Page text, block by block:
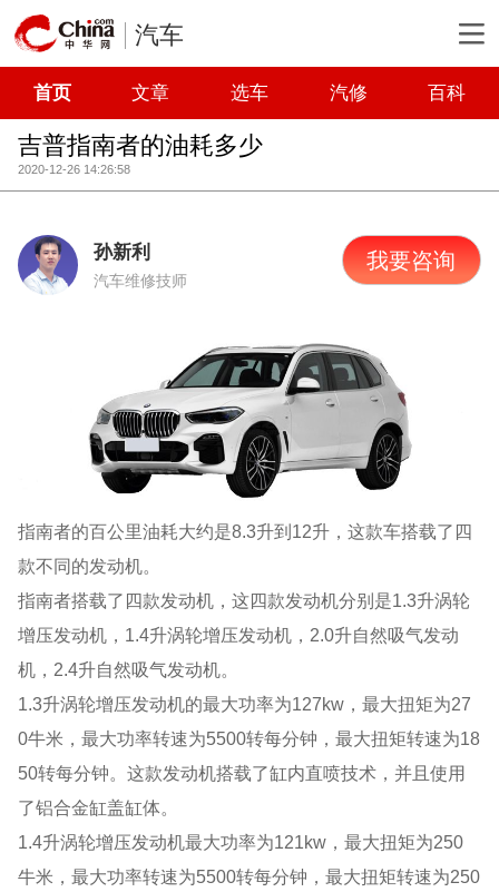
汽车
首页 文章 选车 汽修 百科
吉普指南者的油耗多少
2020-12-26 14:26:58
孙新利
汽车维修技师
我要咨询
指南者的百公里油耗大约是8.3升到12升，这款车搭载了四
款不同的发动机。
指南者搭载了四款发动机，这四款发动机分别是1.3升涡轮
增压发动机，1.4升涡轮增压发动机，2.0升自然吸气发动
机，2.4升自然吸气发动机。
1.3升涡轮增压发动机的最大功率为127kw，最大扭矩为27
0牛米，最大功率转速为5500转每分钟，最大扭矩转速为18
50转每分钟。这款发动机搭载了缸内直喷技术，并且使用
了铝合金缸盖缸体。
1.4升涡轮增压发动机最大功率为121kw，最大扭矩为250
牛米，最大功率转速为5500转每分钟，最大扭矩转速为250